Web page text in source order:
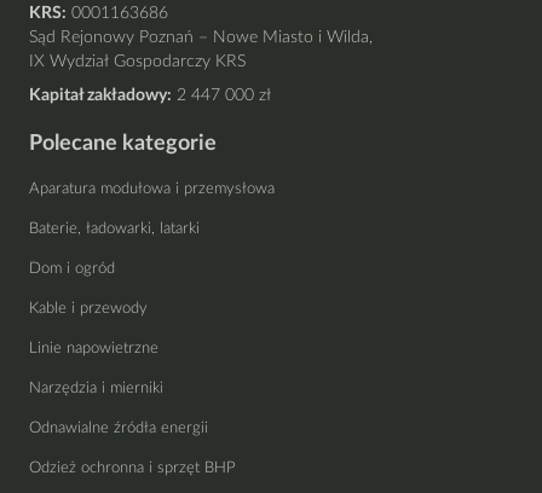
KRS: 0001163686
Sąd Rejonowy Poznań – Nowe Miasto i Wilda,
IX Wydział Gospodarczy KRS
Kapitał zakładowy: 2 447 000 zł
Polecane kategorie
Aparatura modułowa i przemysłowa
Baterie, ładowarki, latarki
Dom i ogród
Kable i przewody
Linie napowietrzne
Narzędzia i mierniki
Odnawialne źródła energii
Odzież ochronna i sprzęt BHP